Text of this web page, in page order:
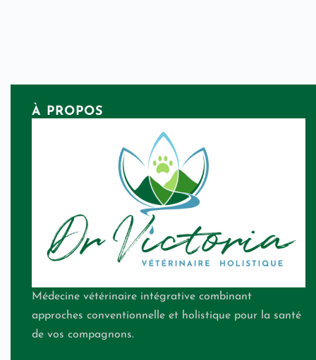
À PROPOS
Médecine vétérinaire intégrative combinant
approches conventionnelle et holistique pour la santé
de vos compagnons.